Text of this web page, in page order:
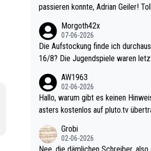
passieren konnte, Adrian Geiler!
Morgoth42x
07-06-2026
Die Aufstockung finde ich
16/8? Die Jugendspiele waren letztes Jahr durchaus sehr kur
l. Allerdings ist Mitchell Lawrie als Nummer 1 der Welt eh quali
fiziert. Somit ändert die
eisters erstmal nichts. Ich denke sie wollen damit für nächste
d wohl wenig WDF Turniere
etztes Jahr der Fall. Er musste
AW1963
02-06-2026
Hallo, warum gibt es keinen Hinweis, dass die Nordic Darts M
asters kostenlos auf pluto.tv
Grobi
02-06-2026